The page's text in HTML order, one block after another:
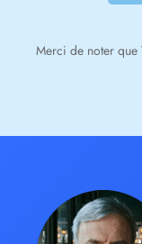
Merci de noter que